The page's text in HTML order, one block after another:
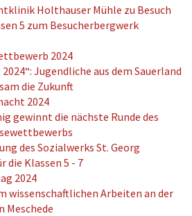
Holthauser Mühle zu Besuch
5 zum Besucherbergwerk
2024
Jugendliche aus dem Sauerland
die Zukunft
2024
gewinnt die nächste Runde des
des Sozialwerks St. Georg
die Klassen 5 - 7
2024
wissenschaftlichen Arbeiten an der
Meschede